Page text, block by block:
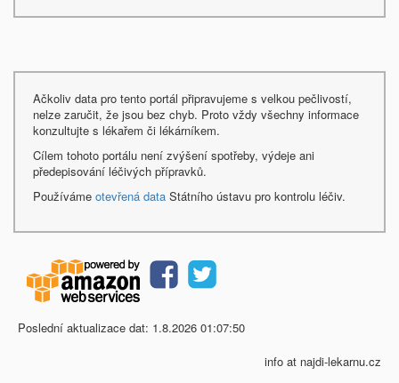
Ačkoliv data pro tento portál připravujeme s velkou pečlivostí,
nelze zaručit, že jsou bez chyb. Proto vždy všechny informace
konzultujte s lékařem či lékárníkem.
Cílem tohoto portálu není zvýšení spotřeby, výdeje ani
předepisování léčivých přípravků.
Používáme otevřená data Státního ústavu pro kontrolu léčiv.
Poslední aktualizace dat: 1.8.2026 01:07:50
info at najdi-lekarnu.cz